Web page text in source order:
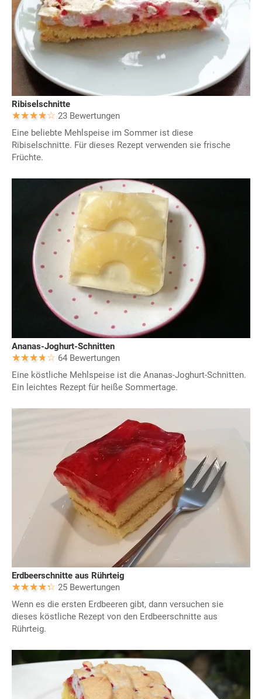
Ribiselschnitte
23 Bewertungen
Eine beliebte Mehlspeise im Sommer ist diese
Ribiselschnitte. Für dieses Rezept verwenden sie frische
Früchte.
Ananas-Joghurt-Schnitten
64 Bewertungen
Eine köstliche Mehlspeise ist die Ananas-Joghurt-Schnitten.
Ein leichtes Rezept für heiße Sommertage.
Erdbeerschnitte aus Rührteig
25 Bewertungen
Wenn es die ersten Erdbeeren gibt, dann versuchen sie
dieses köstliche Rezept von den Erdbeerschnitte aus
Rührteig.